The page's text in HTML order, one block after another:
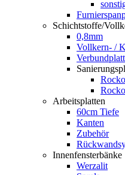
Schichtstoffe/
0,8mm
Vollkern- /
Arbeitsplatten
60cm Tiefe
Kanten
Zubehör
Innenfensterbänke
Werzalit